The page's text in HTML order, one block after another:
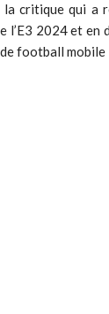
la critique qui a
l’E3 2024 et en
football mobile